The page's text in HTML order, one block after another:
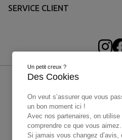
SERVICE CLIENT
Un petit creux ?
Des Cookies
On veut s’assurer que vous
un bon moment ici !
Avec nos partenaires, on
comprendre ce que vous aimez.
Si jamais vous changez d’avis,